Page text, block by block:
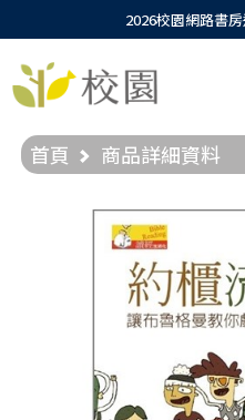
2026校園網路書
首頁 商品詳細資料